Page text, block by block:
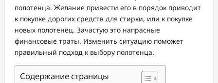
полотенца. Желание привести его в порядок приводит
к покупке дорогих средств для стирки, или к покупке
новых полотенец. Зачастую это напрасные
финансовые траты. Изменить ситуацию поможет
правильный подход к выбору полотенца.
Содержание страницы